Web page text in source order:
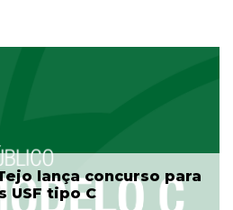
lança concurso para
USF tipo C